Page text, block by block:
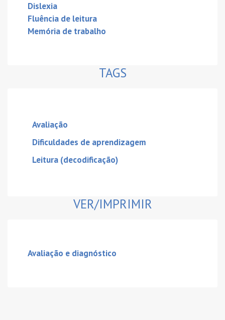
Dislexia
Fluência de leitura
Memória de trabalho
TAGS
Avaliação
Dificuldades de aprendizagem
Leitura (decodificação)
VER/IMPRIMIR
Avaliação e diagnóstico